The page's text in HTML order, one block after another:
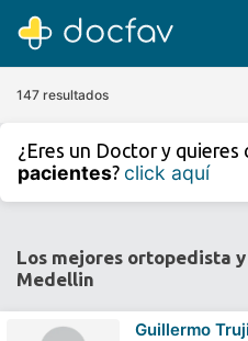
¿Eres
147 resultados
¿Eres un Doctor y quieres
pacientes? click aquí
Los mejores ortopedista
Medellin
Guillermo
⇧
©
contributors.